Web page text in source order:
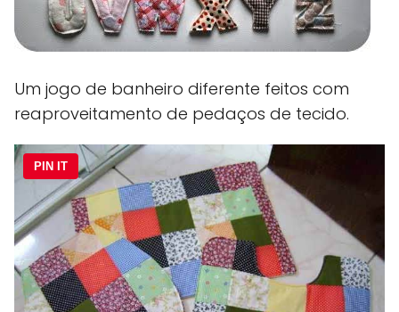
Um jogo de banheiro diferente feitos com
reaproveitamento de pedaços de tecido.
PIN IT